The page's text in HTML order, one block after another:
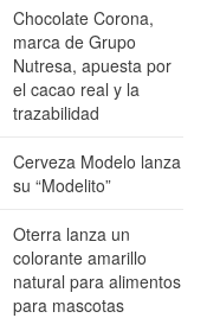
Chocolate Corona,
marca de Grupo
Nutresa, apuesta por
el cacao real y la
trazabilidad
Cerveza Modelo lanza
su “Modelito”
Oterra lanza un
colorante amarillo
natural para alimentos
para mascotas